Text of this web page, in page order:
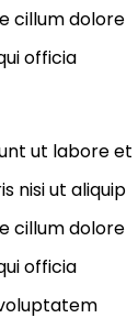
cillum dolore
officia
ut labore et
nisi ut aliquip
cillum dolore
officia